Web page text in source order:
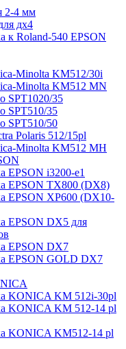
2-4 мм
дх4
к Roland-540 EPSON
Minolta KM512/30i
Minolta KM512 MN
SPT1020/35
SPT510/35
SPT510/50
Polaris 512/15pl
Minolta KM512 MH
EPSON i3200-e1
EPSON TX800 (DX8)
EPSON XP600 (DX10-
EPSON DX5 для
EPSON DX7
EPSON GOLD DX7
KONICA KM 512i-30pl
KONICA KM 512-14 pl
KONICA KM512-14 pl